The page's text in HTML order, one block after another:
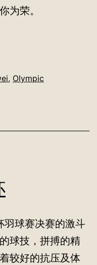
为荣。
, Olympic
球赛决赛的激斗
球技，拼搏的精
较好的抗压及体